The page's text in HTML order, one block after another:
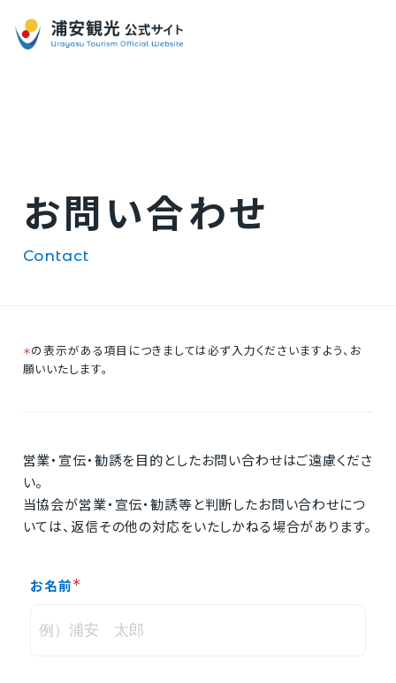
お問い合わせ
contact
＊の表示がある項目につきましては必ず入力くださいますよう、お
願いいたします。
営業・宣伝・勧誘を目的としたお問い合わせはご遠慮くださ
い。
当協会が営業・宣伝・勧誘等と判断したお問い合わせにつ
いては、返信その他の対応をいたしかねる場合があります。
お名前